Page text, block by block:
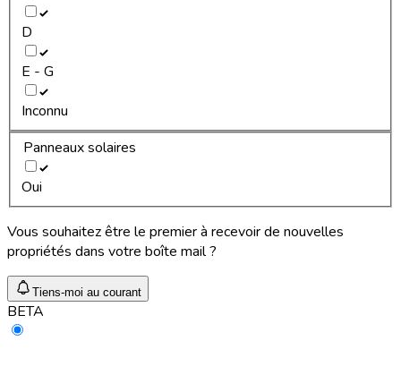
D
E - G
Inconnu
Panneaux solaires
Oui
Vous souhaitez être le premier à recevoir de nouvelles
propriétés dans votre boîte mail ?
Tiens-moi au courant
BETA